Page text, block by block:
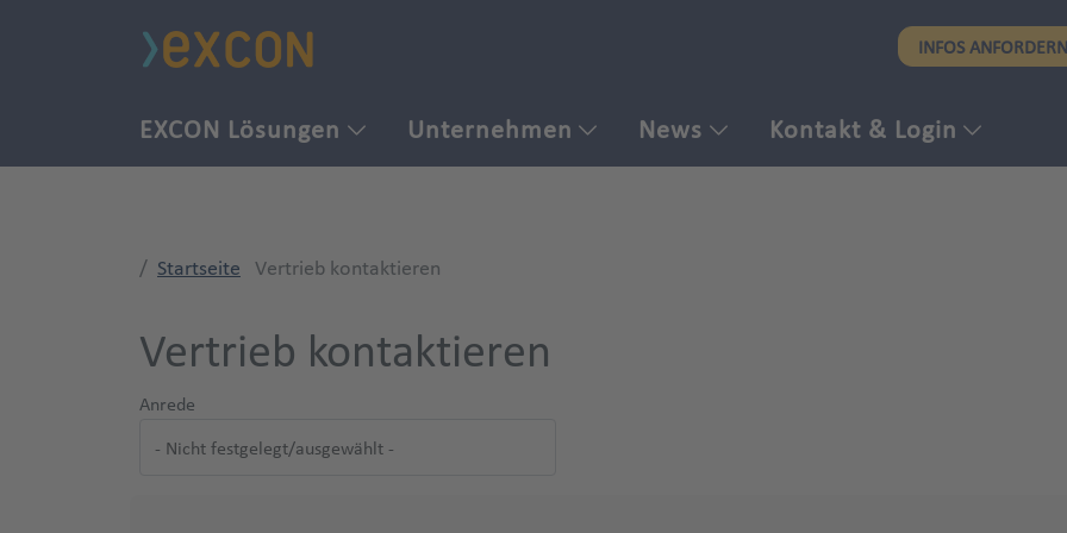
INFOS ANFORDERN
EXCON Lösungen Unternehmen News Kontakt & Login
Startseite Vertrieb kontaktieren
Vertrieb kontaktieren
Anrede